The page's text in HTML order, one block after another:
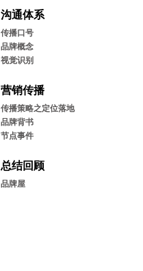
沟通体系
传播⼝号
品牌概念
视觉识别
营销传播
传播策略之定位落地
品牌背书
节点事件
总结回顾
品牌屋